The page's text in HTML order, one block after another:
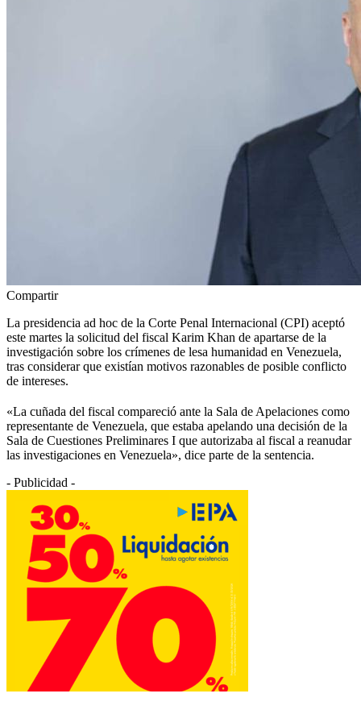
Compartir
La presidencia ad hoc de la Corte Penal Internacional (CPI) aceptó
este martes la solicitud del fiscal Karim Khan de apartarse de la
investigación sobre los crímenes de lesa humanidad en Venezuela,
tras considerar que existían motivos razonables de posible conflicto
de intereses.
«La cuñada del fiscal compareció ante la Sala de Apelaciones como
representante de Venezuela, que estaba apelando una decisión de la
Sala de Cuestiones Preliminares I que autorizaba al fiscal a reanudar
las investigaciones en Venezuela», dice parte de la sentencia.
- Publicidad -